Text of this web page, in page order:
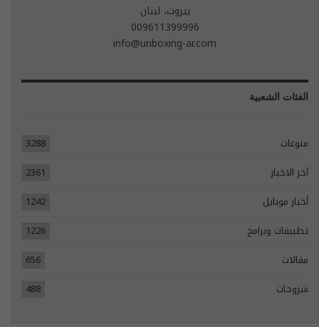
بيروت، لبنان
009611399996
info@unboxing-ar.com
الفئات الشعبية
منوعات
3288
آخر الاخبار
2361
أخبار موبايل
1242
تطبيقات وبرامج
1226
مقالات
656
شروحات
488